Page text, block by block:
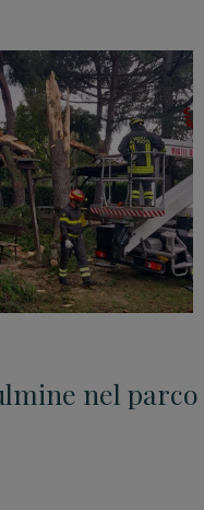
nel parco